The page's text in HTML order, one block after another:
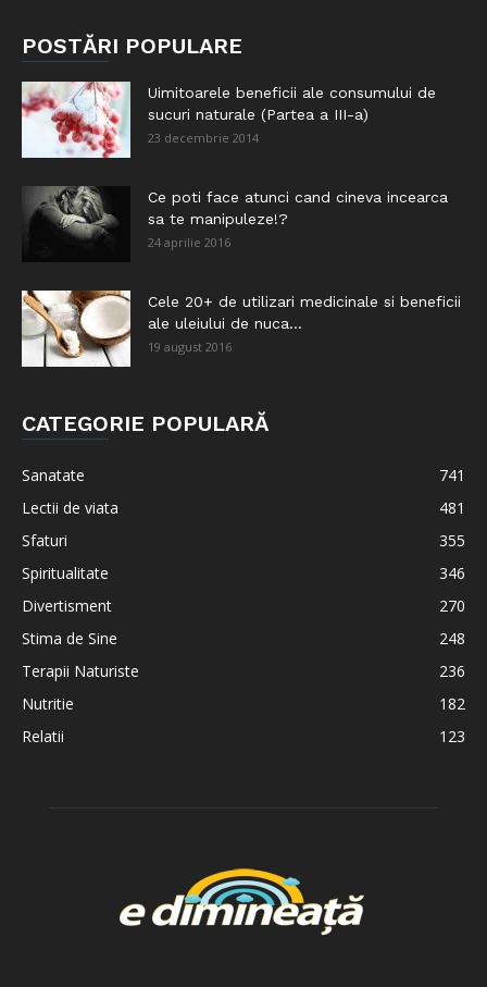
POSTĂRI POPULARE
Uimitoarele beneficii ale consumului de
sucuri naturale (Partea a III-a)
23 decembrie 2014
Ce poti face atunci cand cineva incearca
sa te manipuleze!?
24 aprilie 2016
Cele 20+ de utilizari medicinale si beneficii
ale uleiului de nuca...
19 august 2016
CATEGORIE POPULARĂ
Sanatate
741
Lectii de viata
481
Sfaturi
355
Spiritualitate
346
Divertisment
270
Stima de Sine
248
Terapii Naturiste
236
Nutritie
182
Relatii
123